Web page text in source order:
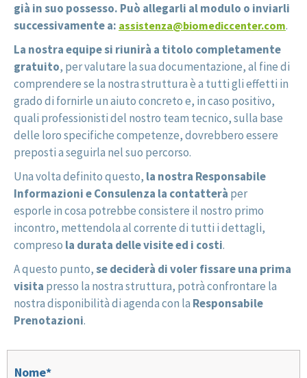
già in suo possesso. Può allegarli al modulo o inviarli
successivamente a: assistenza@biomediccenter.com.
La nostra equipe si riunirà a titolo completamente
gratuito, per valutare la sua documentazione, al fine di
comprendere se la nostra struttura è a tutti gli effetti in
grado di fornirle un aiuto concreto e, in caso positivo,
quali professionisti del nostro team tecnico, sulla base
delle loro specifiche competenze, dovrebbero essere
preposti a seguirla nel suo percorso.
Una volta definito questo, la nostra Responsabile
Informazioni e Consulenza la contatterà per
esporle in cosa potrebbe consistere il nostro primo
incontro, mettendola al corrente di tutti i dettagli,
compreso la durata delle visite ed i costi.
A questo punto,se deciderà di voler fissare una prima
visita presso la nostra struttura, potrà confrontare la
nostra disponibilità di agenda con la Responsabile
Prenotazioni.
Nome*